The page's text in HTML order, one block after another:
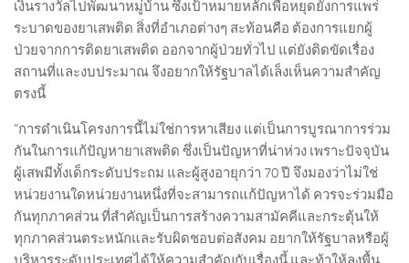
เงินรางวัลไปพัฒนาหมู่บ้าน ซึ่งเป้าหมายหลักเพื่อหยุดยั้งการแพร่
ระบาดของยาเสพติด สิ่งที่อำเภอต่างๆ สะท้อนคือ ต้องการแยกผู้
ป่วยจากการติดยาเสพติด ออกจากผู้ป่วยทั่วไป แต่ยังติดขัดเรื่อง
สถานที่และงบประมาณ จึงอยากให้รัฐบาลได้เล็งเห็นความสำคัญ
ตรงนี้
“การดำเนินโครงการนี้ไม่ใช่การหาเสียง แต่เป็นการบูรณาการร่วม
กันในการแก้ปัญหายาเสพติด ซึ่งเป็นปัญหาที่น่าห่วง เพราะปัจจุบัน
ผู้เสพมีทั้งเด็กระดับประถม และผู้สูงอายุกว่า 70 ปี จึงมองว่าไม่ใช่
หน่วยงานใดหน่วยงานหนึ่งที่จะสามารถแก้ปัญหาได้ ควรจะร่วมมือ
กันทุกภาคส่วน ที่สำคัญเป็นการสร้างความสามัคคีและกระตุ้นให้
ทุกภาคส่วนตระหนักและรับผิดชอบต่อสังคม อยากให้รัฐบาลหรือผู้